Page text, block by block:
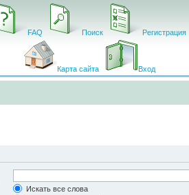
FAQ Поиск Регистрация
Карта сайта Вход
Искать все слова